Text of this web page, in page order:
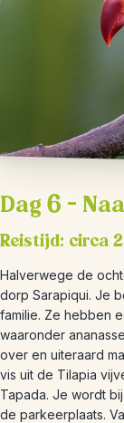
Dag 6 –
Reistijd: circa
Halverwege de
dorp Sarapiqui. Je
familie. Ze hebben
waaronder
over en uiteraard
vis uit de Tilapia
Tapada. Je wordt
de parkeerplaats.